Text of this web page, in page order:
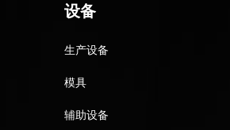
设备
生产设备
模具
辅助设备